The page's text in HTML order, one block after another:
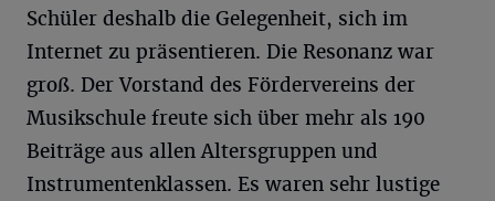
Schüler deshalb die Gelegenheit, sich im
Internet zu präsentieren. Die Resonanz war
groß. Der Vorstand des Fördervereins der
Musikschule freute sich über mehr als 190
Beiträge aus allen Altersgruppen und
Instrumentenklassen. Es waren sehr lustige